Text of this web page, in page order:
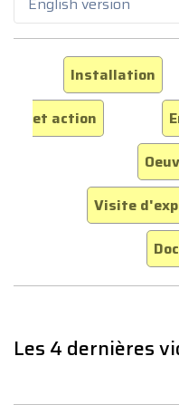
Installation
et action
Visite
Les 4 dernières